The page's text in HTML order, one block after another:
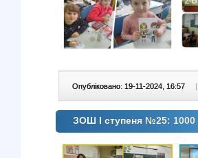
Опубліковано: 19-11-2024, 16:57 |
ЗОШ І ступеня №25: 1000